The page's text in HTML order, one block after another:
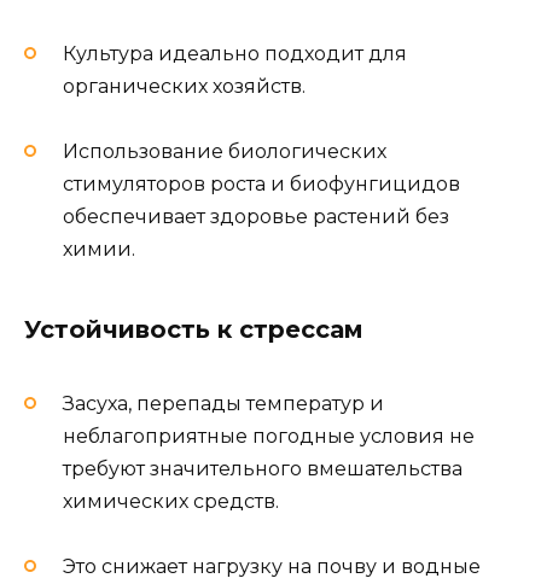
Культура идеально подходит для
органических хозяйств.
Использование биологических
стимуляторов роста и биофунгицидов
обеспечивает здоровье растений без
химии.
Устойчивость к стрессам
Засуха, перепады температур и
неблагоприятные погодные условия не
требуют значительного вмешательства
химических средств.
Это снижает нагрузку на почву и водные